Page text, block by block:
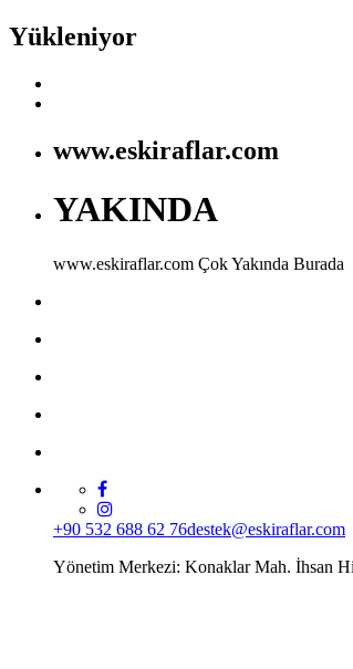
Yükleniyor
www.eskiraflar.com
YAKINDA
www.eskiraflar.com Çok Yakında Burada
+90 532 688 62 76destek@eskiraflar.com
Yönetim Merkezi: Konaklar Mah. İhsan